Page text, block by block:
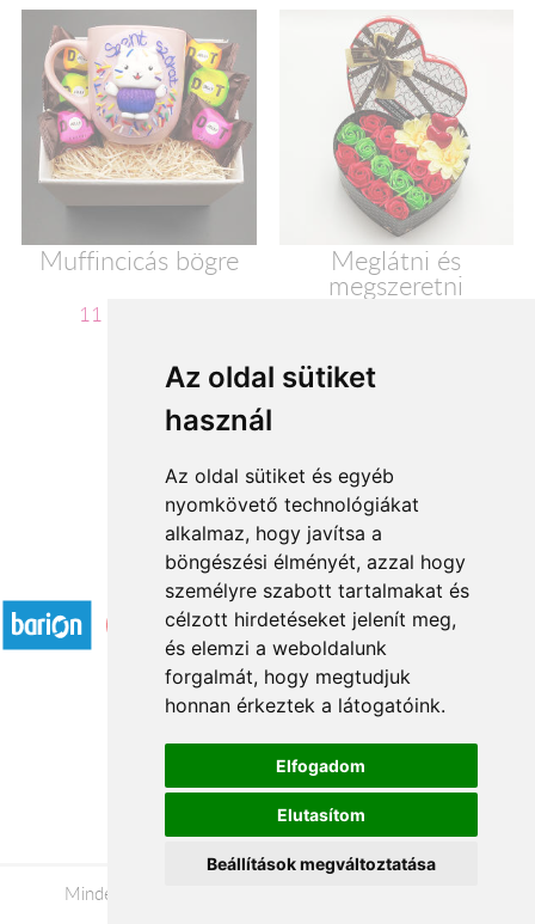
Az oldal sütiket
használ
Az oldal sütiket és egyéb
nyomkövető technológiákat
alkalmaz, hogy javítsa a
böngészési élményét, azzal hogy
személyre szabott tartalmakat és
célzott hirdetéseket jelenít meg,
és elemzi a weboldalunk
forgalmát, hogy megtudjuk
honnan érkeztek a látogatóink.
Elfogadom
Elutasítom
Beállítások megváltoztatása
Muffincicás bögre
11 600 Ft-tól
Meglátni és
megszeretni
1 2
Elfogadott fizetési módok
Á.SZ.F.
Impresszum
Adatkezelési tájékoztató
Minden jog fenntartva © 2026 |